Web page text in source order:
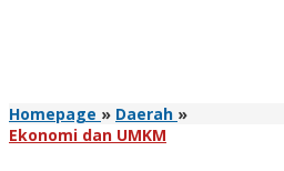
Homepage » Daerah »Wagub
Ekonomi dan UMKM